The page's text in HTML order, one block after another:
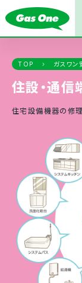
TOP ガスワン
住設・通信
住宅設備機器の修